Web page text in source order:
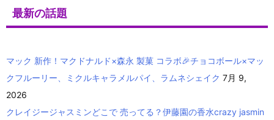
最新の話題
マック 新作！マクドナルド×森永 製菓 コラボ🎉チョコボール×マッ
クフルーリー、ミクルキャラメルパイ、ラムネシェイク 7月 9,
2026
クレイジージャスミンどこで 売ってる？伊藤園の香水crazy jasmin